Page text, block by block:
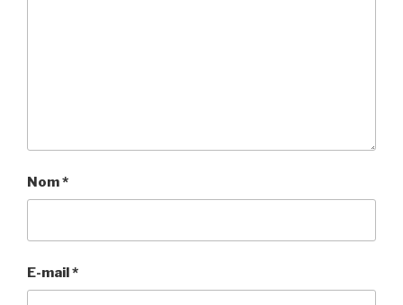
Nom*
E-mail*